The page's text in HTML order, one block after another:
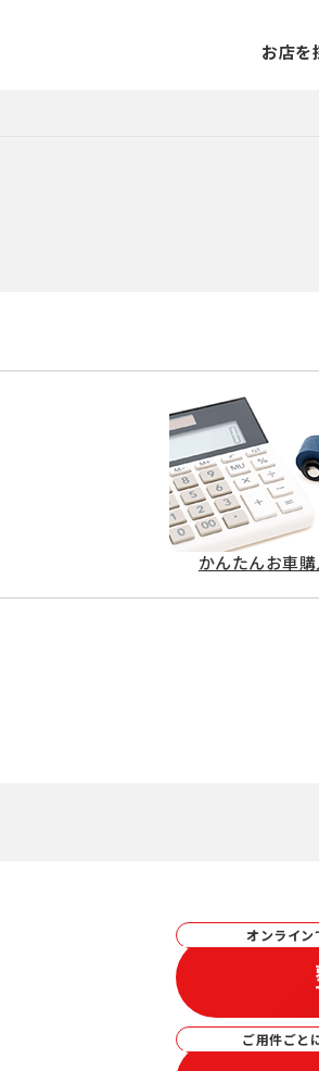
お店を
かんたんお車
オンライン
ご用件ごと